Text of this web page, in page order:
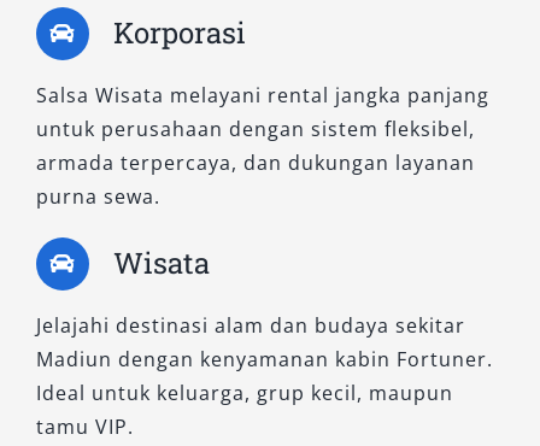
suspensi khusus GR untuk stabilitas lebih baik.
Desain eksterior dan interiornya
mencerminkan karakter dinamis dan mewah.
Pilihan sempurna bagi Anda yang ingin tampil
eksklusif dalam perjalanan, baik dalam kota
maupun menempuh rute ekstrem.
Pilihan Tepat untuk Segala
Kebutuhan Mobilitas
Setiap tipe Fortuner yang kami sewakan telah
melewati perawatan rutin dan siap pakai dalam
berbagai kondisi. Anda bisa memilih layanan
Korporasi
Salsa Wisata melayani rental jangka panjang
untuk perusahaan dengan sistem fleksibel,
armada terpercaya, dan dukungan layanan
purna sewa.
Wisata
Jelajahi destinasi alam dan budaya sekitar
Madiun dengan kenyamanan kabin Fortuner.
Ideal untuk keluarga, grup kecil, maupun
tamu VIP.